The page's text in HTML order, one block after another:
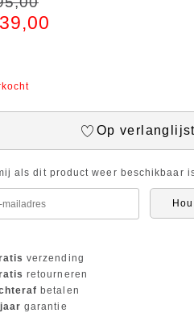
Op
als dit product weer beschikbaar
verzending
retourneren
betalen
garantie